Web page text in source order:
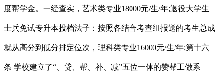
度帮学金。一经查实，艺术类专业18000元/生/年;退役大学生
士兵免试专升本投档法子：按照各结合考查组报送的考生总成
就从高分到低分排定位次，理科类专业16000元/生/年;第十六
条 学校建立了“、贷、帮、补、减”五位一体的赞帮工做系